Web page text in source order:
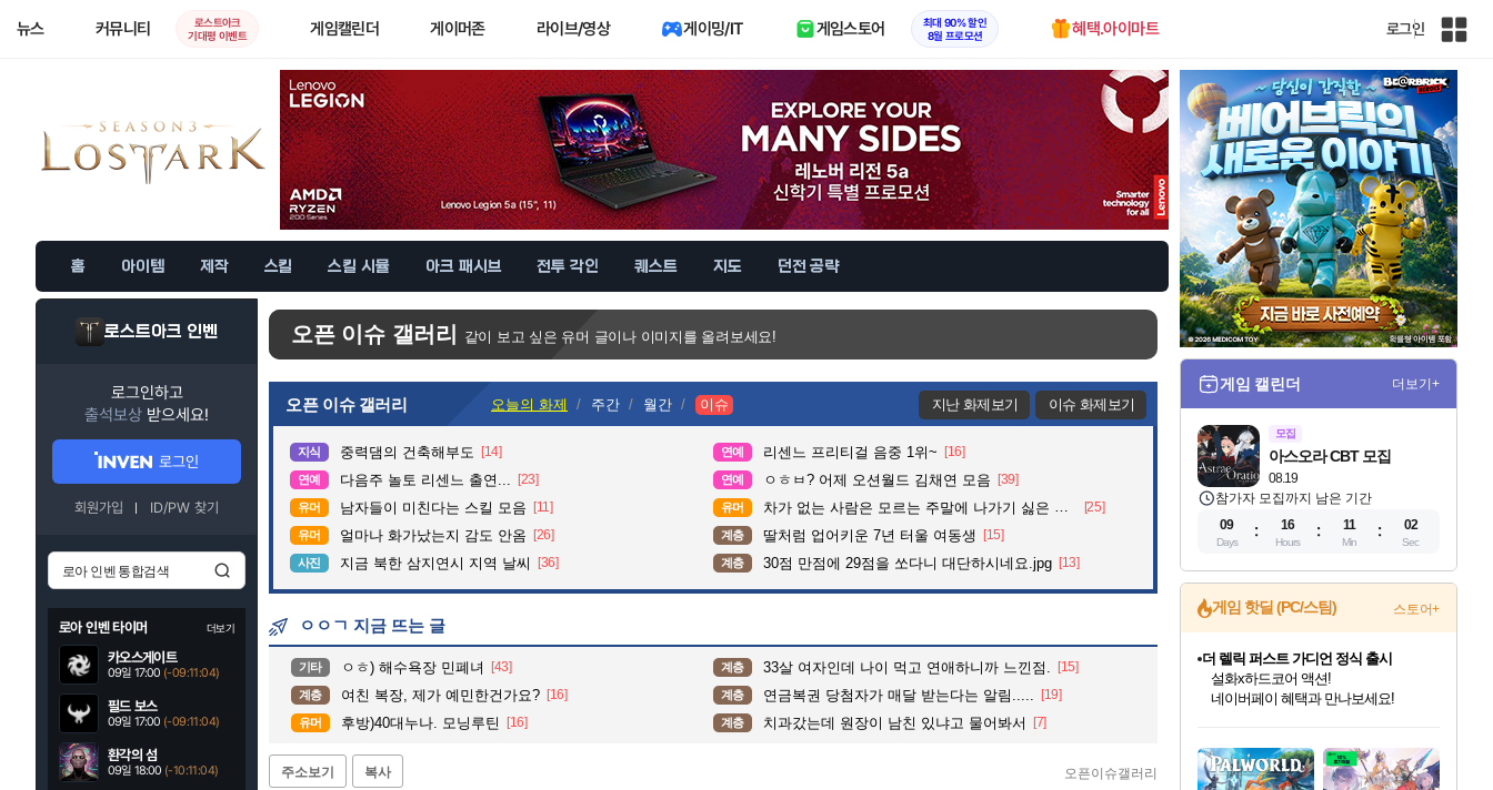
뉴스 커뮤니티
로스트아크
기대평 이벤트
게임캘린더 게이머존 라이브/영상 게이밍/IT 게임스토어
최대 90% 할인
8월 프로모션
혜택.아이마트 로그인
인
사
이
트
맵
홈 아이템 제작 스킬 스킬 시뮬 아크 패시브 전투 각인 퀘스트 지도 던전 공략
로스트아크 인벤
로그인하고
출석보상 받으세요!
로그인
회원가입 ID/PW 찾기
로아 인벤 타이머 더보기
카오스게이트
09일 17:00 (-09:11:03)
필드 보스
09일 17:00 (-09:11:03)
환각의 섬
09일 18:00 (-10:11:03)
오픈 이슈 갤러리 같이 보고 싶은 유머 글이나 이미지를 올려보세요!
오픈 이슈 갤러리 오늘의 화제 주간 월간 이슈 지난 화제보기 이슈 화제보기
지식 중력댐의 건축해부도 [14] 연예 리센느 프리티걸 음중 1위~ [16]
연예 다음주 놀토 리센느 출연... [23] 연예 ㅇㅎㅂ? 어제 오션월드 김채연 모음 [39]
유머 남자들이 미친다는 스킬 모음 [11] 유머 차가 없는 사람은 모르는 주말에 나가기 싫은 이유 [25]
유머 얼마나 화가났는지 감도 안옴 [26] 계층 딸처럼 업어키운 7년 터울 여동생 [15]
사진 지금 북한 삼지연시 지역 날씨 [36] 계층 30점 만점에 29점을 쏘다니 대단하시네요.jpg [13]
ㅇㅇㄱ 지금 뜨는 글
기타 ㅇㅎ) 해수욕장 민폐녀 [43] 계층 33살 여자인데 나이 먹고 연애하니까 느낀점. [15]
계층 여친 복장, 제가 예민한건가요? [16] 계층 연금복권 당첨자가 매달 받는다는 알림..... [19]
유머 후방)40대누나. 모닝루틴 [16] 계층 치과갔는데 원장이 남친 있냐고 물어봐서 [7]
주소보기 복사 오픈이슈갤러리
게임 캘린더 더보기+
모집
08.19
아스오라 CBT 모집
참가자 모집까지 남은 기간
09
Days
16
Hours
11
Min
01
Sec
게임 핫딜 (PC/스팀) 스토어+
최대 90% 할인가를 만나보세요!
네이버혜택과 함께 만나보세요!
50%할인&추가 적립까지!
네이버 포인트 혜택까지!
이니&베니 혜택까지!
네이버 혜택가와 함께 예약하세요!
할인&네이버혜택으로 만나보세요!
더 렐릭 퍼스트 가디언 정식 출시
설화x하드코어 액션!
네이버페이 혜택과 만나보세요!
베데스다 40주년 기념 할인 중!
베데스다의 명작들을
할인가에 만나보세요!
일부 에디션 상시 할인!
혜택으로 예약 판매 중
편안하게 충전하세요